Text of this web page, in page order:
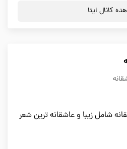
کانال ایتا
شامل زیبا و عاشقانه ترین شعر